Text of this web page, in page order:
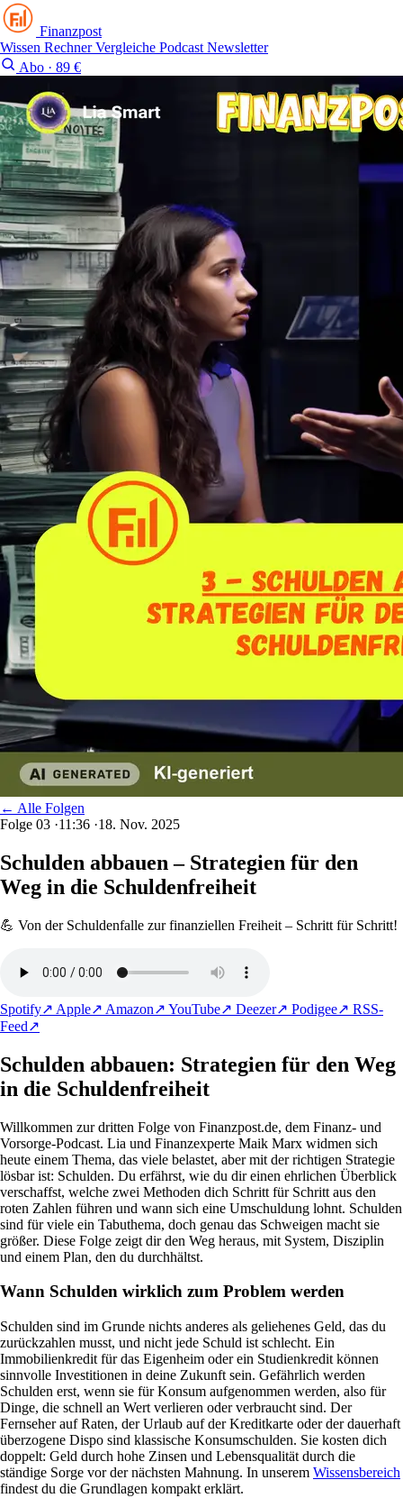
Finanzpost
Wissen RechnerVergleiche Podcast Newsletter
Abo · 89 €
← Alle Folgen
Folge 03 ·11:36 ·18. Nov. 2025
Schulden abbauen – Strategien für den
Weg in die Schuldenfreiheit
💪 Von der Schuldenfalle zur finanziellen Freiheit – Schritt für Schritt!
Spotify↗ Apple↗ Amazon↗ YouTube↗ Deezer↗ Podigee↗ RSS-
Feed↗
Schulden abbauen: Strategien für den Weg
in die Schuldenfreiheit
Willkommen zur dritten Folge von Finanzpost.de, dem Finanz- und
Vorsorge-Podcast. Lia und Finanzexperte Maik Marx widmen sich
heute einem Thema, das viele belastet, aber mit der richtigen Strategie
lösbar ist: Schulden. Du erfährst, wie du dir einen ehrlichen Überblick
verschaffst, welche zwei Methoden dich Schritt für Schritt aus den
roten Zahlen führen und wann sich eine Umschuldung lohnt. Schulden
sind für viele ein Tabuthema, doch genau das Schweigen macht sie
größer. Diese Folge zeigt dir den Weg heraus, mit System, Disziplin
und einem Plan, den du durchhältst.
Wann Schulden wirklich zum Problem werden
Schulden sind im Grunde nichts anderes als geliehenes Geld, das du
zurückzahlen musst, und nicht jede Schuld ist schlecht. Ein
Immobilienkredit für das Eigenheim oder ein Studienkredit können
sinnvolle Investitionen in deine Zukunft sein. Gefährlich werden
Schulden erst, wenn sie für Konsum aufgenommen werden, also für
Dinge, die schnell an Wert verlieren oder verbraucht sind. Der
Fernseher auf Raten, der Urlaub auf der Kreditkarte oder der dauerhaft
überzogene Dispo sind klassische Konsumschulden. Sie kosten dich
doppelt: Geld durch hohe Zinsen und Lebensqualität durch die
ständige Sorge vor der nächsten Mahnung. In unserem Wissensbereich
findest du die Grundlagen kompakt erklärt.